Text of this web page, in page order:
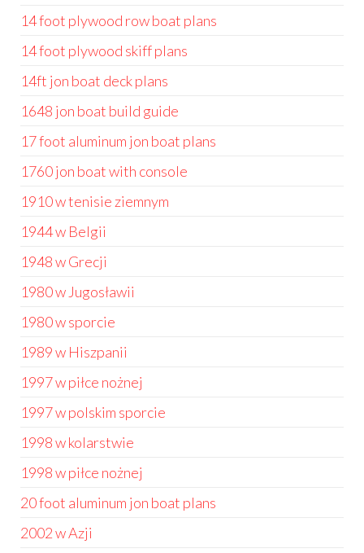
14 foot plywood row boat plans
14 foot plywood skiff plans
14ft jon boat deck plans
1648 jon boat build guide
17 foot aluminum jon boat plans
1760 jon boat with console
1910 w tenisie ziemnym
1944 w Belgii
1948 w Grecji
1980 w Jugosławii
1980 w sporcie
1989 w Hiszpanii
1997 w piłce nożnej
1997 w polskim sporcie
1998 w kolarstwie
1998 w piłce nożnej
20 foot aluminum jon boat plans
2002 w Azji